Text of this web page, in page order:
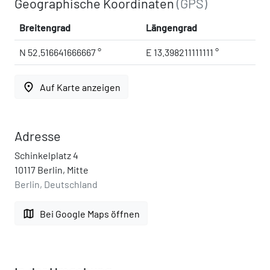
Breitengrad Längengrad
N 52.516641666667 ° E 13.398211111111 °
place Auf Karte anzeigen
Adresse
Schinkelplatz 4
10117 Berlin, Mitte
Berlin, Deutschland
map Bei Google Maps öffnen